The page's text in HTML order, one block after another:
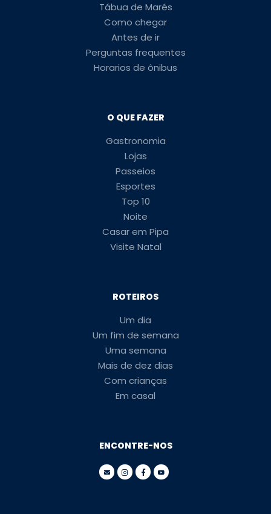
Tábua de Marés
Como chegar
Antes de ir
Perguntas frequentes
Horarios de ônibus
O QUE FAZER
Gastronomia
Lojas
Passeios
Esportes
Top 10
Noite
Casar em Pipa
Visite Natal
ROTEIROS
Um dia
Um fim de semana
Uma semana
Mais de dez dias
Com crianças
Em casal
ENCONTRE-NOS